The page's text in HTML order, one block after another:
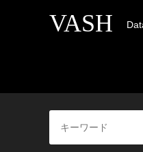
VASH